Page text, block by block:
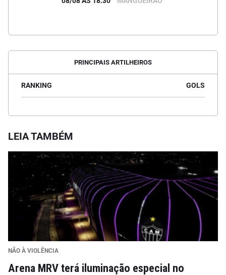
LEIA TAMBÉM
NÃO À VIOLÊNCIA
Arena MRV terá iluminação especial no
PRINCIPAIS ARTILHEIROS
RANKING GOLS